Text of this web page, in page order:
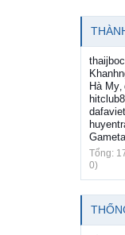
Hà My,
Tổng:
0)